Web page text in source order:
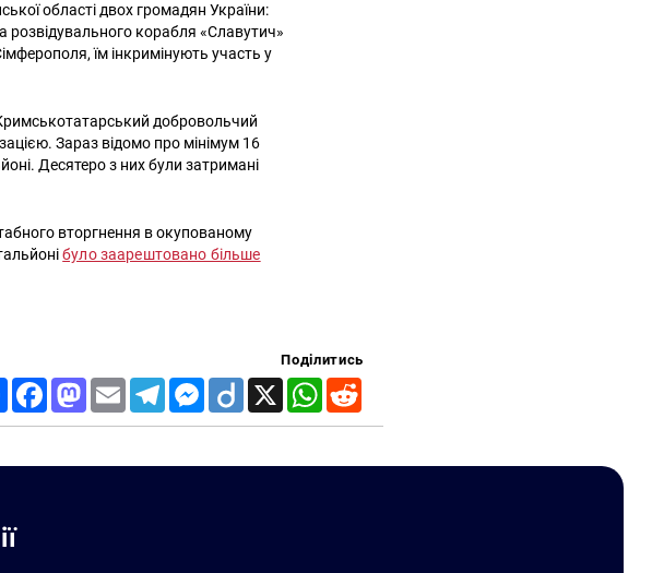
області двох громадян України:
корабля «Славутич»
їм інкримінують участь у
добровольчий
Зараз відомо про мінімум 16
Десятеро з них були затримані
вторгнення в окупованому
було заарештовано більше
Поділитись
Share FacebookMastodon
Email TelegramMessenger
Diigo X WhatsApp